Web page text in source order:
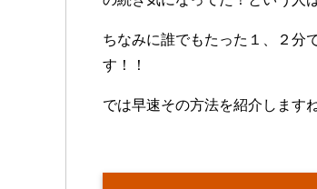
ちなみに誰でもたった１、２分
す！！
では早速その方法を紹介しますね